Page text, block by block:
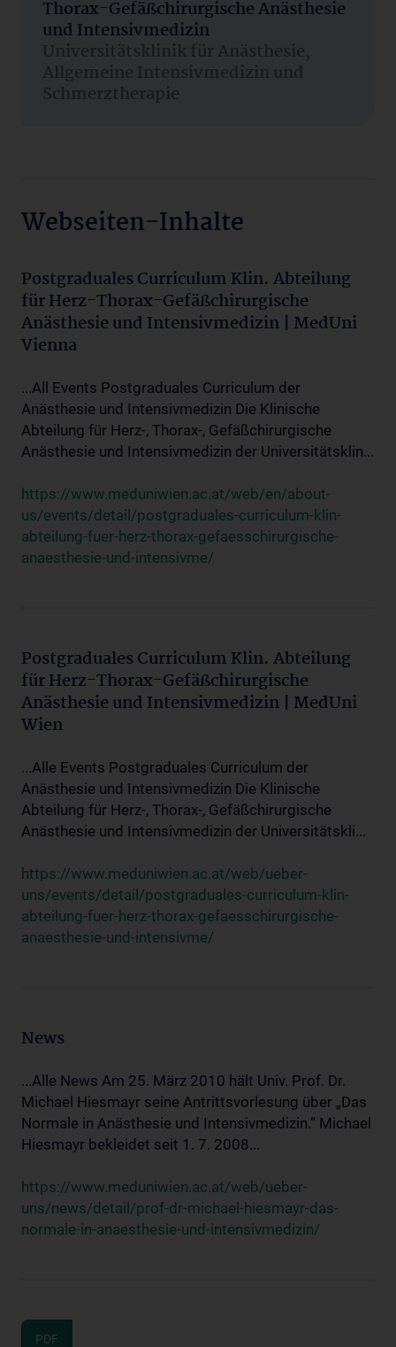
Thorax-Gefäßchirurgische Anästhesie
und Intensivmedizin
Universitätsklinik für Anästhesie,
Allgemeine Intensivmedizin und
Schmerztherapie
Webseiten-Inhalte
Postgraduales Curriculum Klin. Abteilung
für Herz-Thorax-Gefäßchirurgische
Anästhesie und Intensivmedizin | MedUni
Vienna
...All Events Postgraduales Curriculum der
Anästhesie und Intensivmedizin Die Klinische
Abteilung für Herz-, Thorax-, Gefäßchirurgische
Anästhesie und Intensivmedizin der Universitätsklin...
https://www.meduniwien.ac.at/web/en/about-
us/events/detail/postgraduales-curriculum-klin-
abteilung-fuer-herz-thorax-gefaesschirurgische-
anaesthesie-und-intensivme/
Postgraduales Curriculum Klin. Abteilung
für Herz-Thorax-Gefäßchirurgische
Anästhesie und Intensivmedizin | MedUni
Wien
...Alle Events Postgraduales Curriculum der
Anästhesie und Intensivmedizin Die Klinische
Abteilung für Herz-, Thorax-, Gefäßchirurgische
Anästhesie und Intensivmedizin der Universitätskli...
https://www.meduniwien.ac.at/web/ueber-
uns/events/detail/postgraduales-curriculum-klin-
abteilung-fuer-herz-thorax-gefaesschirurgische-
anaesthesie-und-intensivme/
News
...Alle News Am 25. März 2010 hält Univ. Prof. Dr.
Michael Hiesmayr seine Antrittsvorlesung über „Das
Normale in Anästhesie und Intensivmedizin.“ Michael
Hiesmayr bekleidet seit 1. 7. 2008...
https://www.meduniwien.ac.at/web/ueber-
uns/news/detail/prof-dr-michael-hiesmayr-das-
normale-in-anaesthesie-und-intensivmedizin/
PDF